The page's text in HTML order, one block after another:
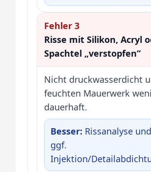
Fehler 3
Risse mit Silikon, Acryl
Spachtel „verstopfen“
Nicht druckwasserdicht
feuchten Mauerwerk
dauerhaft.
Besser: Rissanalyse und
ggf.
Injektion/